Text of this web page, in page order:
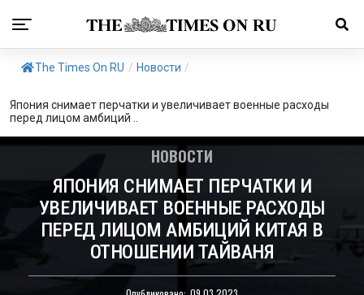
The Times On RU / Новости /
Япония снимает перчатки и увеличивает военные расходы
перед лицом амбиций ..
НОВОСТИ
ЯПОНИЯ СНИМАЕТ ПЕРЧАТКИ И
УВЕЛИЧИВАЕТ ВОЕННЫЕ РАСХОДЫ
ПЕРЕД ЛИЦОМ АМБИЦИЙ КИТАЯ В
ОТНОШЕНИИ ТАЙВАНЯ